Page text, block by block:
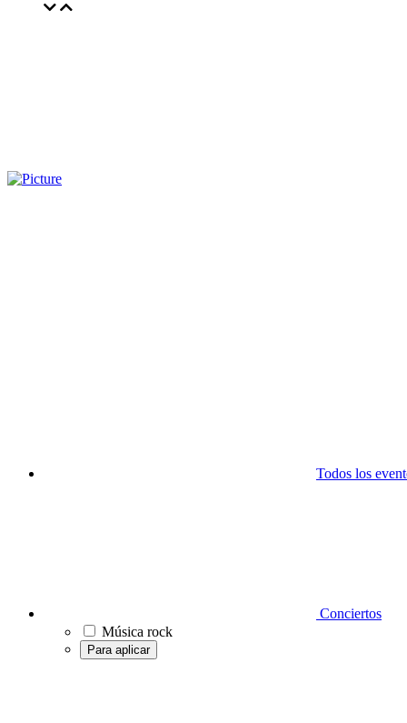
Todos los
Conciertos
Música rock
Para aplicar